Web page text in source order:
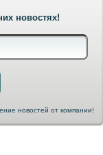
новостях!
новостей от компании!